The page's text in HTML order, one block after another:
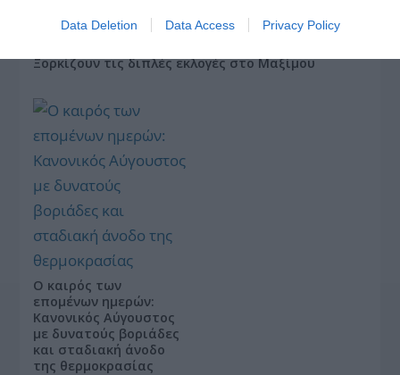
Data Deletion Data Access Privacy Policy
Ξορκίζουν τις διπλές εκλογές στο Μαξίμου
Ο καιρός των
επομένων ημερών:
Κανονικός Αύγουστος
με δυνατούς βοριάδες
και σταδιακή άνοδο
της θερμοκρασίας